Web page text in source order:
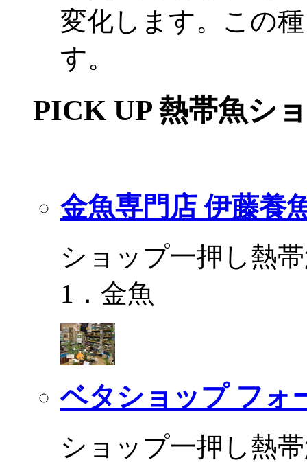
変化します。この
す。
PICK UP 熱帯魚シ
金魚専門店 伊藤養
ショップ一押し熱
1．金魚
ベタショップ フォ
ショップ一押し熱